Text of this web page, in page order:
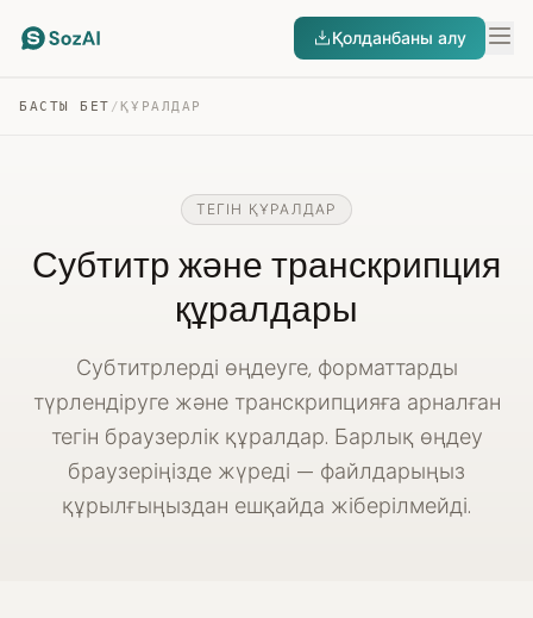
Қолданбаны алу
БАСТЫ БЕТ /ҚҰРАЛДАР
ТЕГІН ҚҰРАЛДАР
Субтитр және транскрипция
құралдары
Субтитрлерді өңдеуге, форматтарды
түрлендіруге және транскрипцияға арналған
тегін браузерлік құралдар. Барлық өңдеу
браузеріңізде жүреді — файлдарыңыз
құрылғыңыздан ешқайда жіберілмейді.